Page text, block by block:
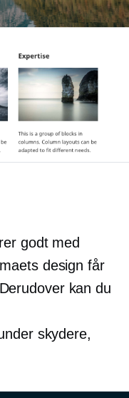
godt med
design får
kan du
skydere,